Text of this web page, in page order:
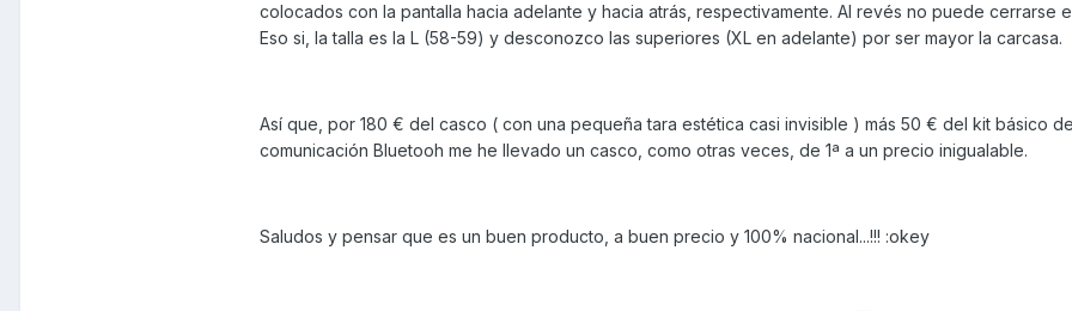
colocados con la pantalla hacia adelante y hacia atrás, respectivamente. Al revés no puede cerrarse
Eso si, la talla es la L (58-59) y desconozco las superiores (XL en adelante) por ser mayor la carcasa.
Así que, por 180 € del casco ( con una pequeña tara estética casi invisible ) más 50 € del kit básico de
comunicación Bluetooh me he llevado un casco, como otras veces, de 1ª a un precio inigualable.
Saludos y pensar que es un buen producto, a buen precio y 100% nacional...!!! :okey